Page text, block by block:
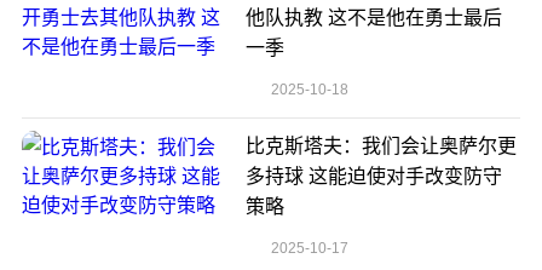
他队执教 这不是他在勇士最后
一季
2025-10-18
比克斯塔夫：我们会让奥萨尔更
多持球 这能迫使对手改变防守
策略
2025-10-17